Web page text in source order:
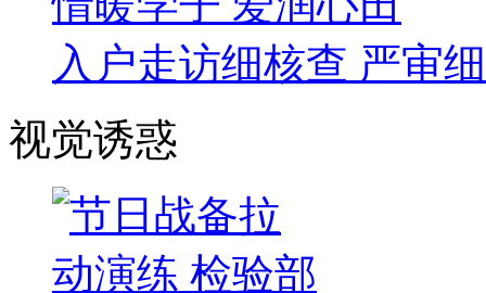
入户走访细核查 严审
视觉诱惑